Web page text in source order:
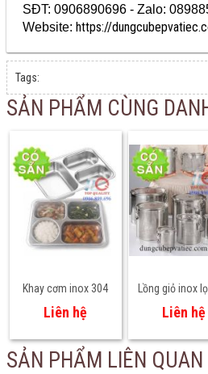
SĐT: 0906890696 - Zalo:
Website: https://
Tags:
SẢN PHẨM CÙNG
Khay cơm inox 304
cho học sinh mầm
non, tiểu học – An
toàn thực phẩm
Liên hệ
Lồng giỏ inox
vị hầm xương
nhiều size
Liên hệ
SẢN PHẨM LIÊN QUAN